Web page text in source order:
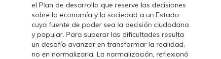
el Plan de desarrollo que reserve las decisiones
sobre la economía y la sociedad a un Estado
cuya fuente de poder sea la decisión ciudadana
y popular. Para superar las dificultades resulta
un desafío avanzar en transformar la realidad,
no en normalizarla. La normalización, reflexionó